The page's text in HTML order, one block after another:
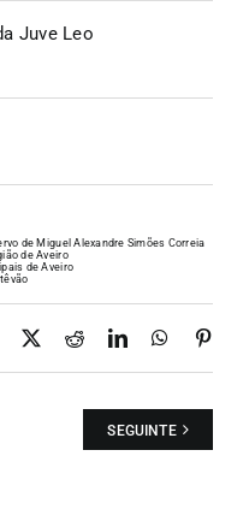
Juve Leo
de Miguel Alexandre Simões Correia
de Aveiro
de Aveiro
Facebook
X RedditLinkedIn
SEGUINTE